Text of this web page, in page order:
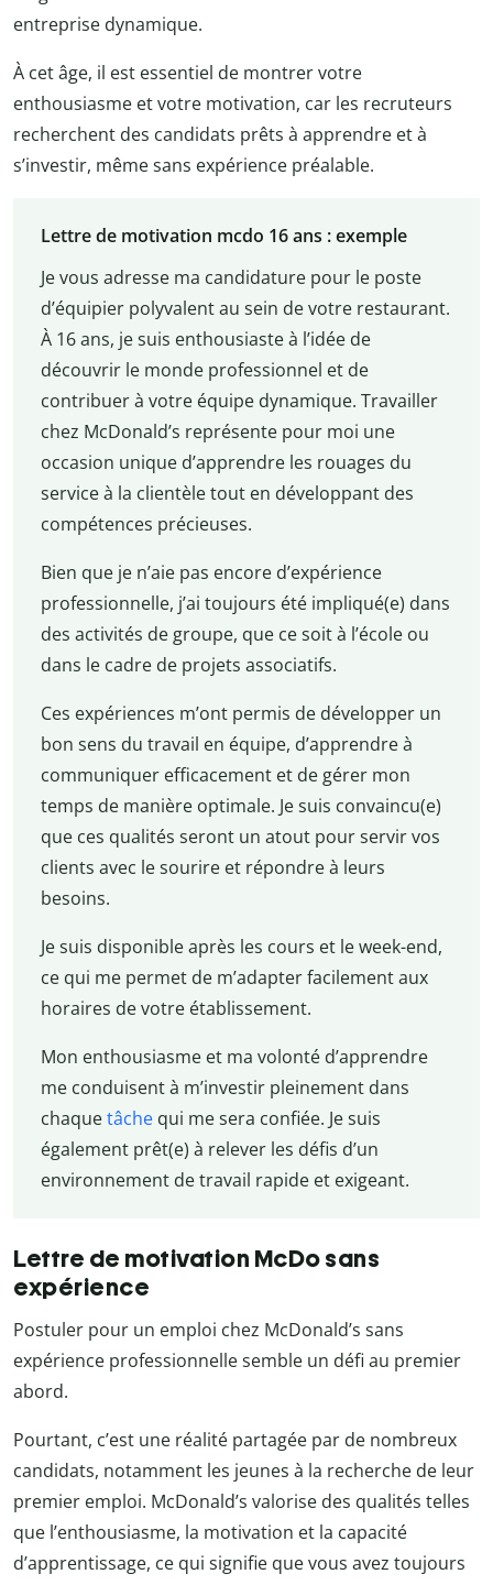
entreprise dynamique.
À cet âge, il est essentiel de montrer votre
enthousiasme et votre motivation, car les recruteurs
recherchent des candidats prêts à apprendre et à
s’investir, même sans expérience préalable.
Lettre de motivation mcdo 16 ans : exemple
Je vous adresse ma candidature pour le poste
d’équipier polyvalent au sein de votre restaurant.
À 16 ans, je suis enthousiaste à l’idée de
découvrir le monde professionnel et de
contribuer à votre équipe dynamique. Travailler
chez McDonald’s représente pour moi une
occasion unique d’apprendre les rouages du
service à la clientèle tout en développant des
compétences précieuses.
Bien que je n’aie pas encore d’expérience
professionnelle, j’ai toujours été impliqué(e) dans
des activités de groupe, que ce soit à l’école ou
dans le cadre de projets associatifs.
Ces expériences m’ont permis de développer un
bon sens du travail en équipe, d’apprendre à
communiquer efficacement et de gérer mon
temps de manière optimale. Je suis convaincu(e)
que ces qualités seront un atout pour servir vos
clients avec le sourire et répondre à leurs
besoins.
Je suis disponible après les cours et le week-end,
ce qui me permet de m’adapter facilement aux
horaires de votre établissement.
Mon enthousiasme et ma volonté d’apprendre
me conduisent à m’investir pleinement dans
chaquetâchequi me sera confiée. Je suis
également prêt(e) à relever les défis d’un
environnement de travail rapide et exigeant.
Lettre de motivation McDo sans
expérience
Postuler pour un emploi chez McDonald’s sans
expérience professionnelle semble un défi au premier
abord.
Pourtant, c’est une réalité partagée par de nombreux
candidats, notamment les jeunes à la recherche de leur
premier emploi. McDonald’s valorise des qualités telles
que l’enthousiasme, la motivation et la capacité
d’apprentissage, ce qui signifie que vous avez toujours